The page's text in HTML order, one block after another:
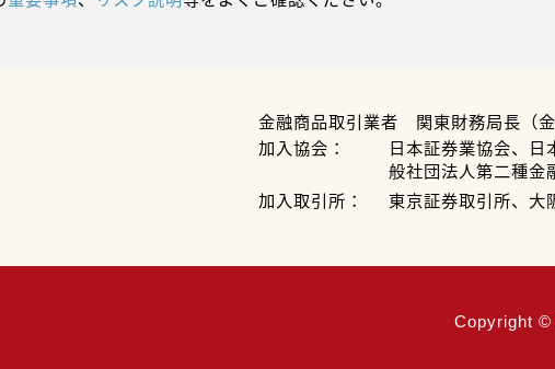
金融商品取引業者 関東財務局長（
加入協会：
日本証券業協会、
般社団法人第二種金
加入取引所：
東京証券取引所、大
Copyright ©